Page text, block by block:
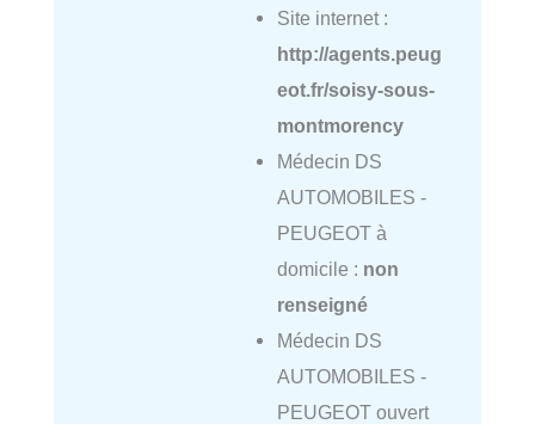
Site internet :
http://agents.peug
eot.fr/soisy-sous-
montmorency
Médecin DS
AUTOMOBILES -
PEUGEOT à
domicile : non
renseigné
Médecin DS
AUTOMOBILES -
PEUGEOT ouvert